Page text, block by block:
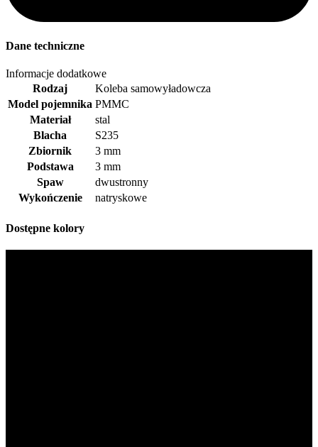
Dane techniczne
Informacje dodatkowe
Rodzaj
Koleba samowyładowcza
Model pojemnika PMMC
Materiał
stal
Blacha
S235
Zbiornik
3 mm
Podstawa
3 mm
Spaw
dwustronny
Wykończenie
natryskowe
Dostępne kolory